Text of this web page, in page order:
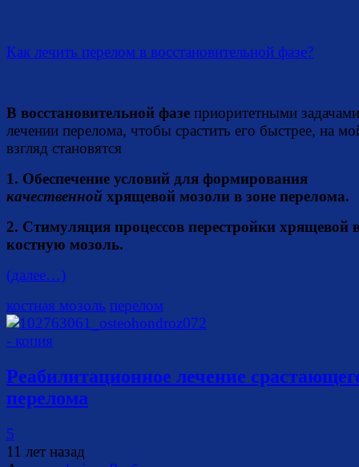
Как лечить перелом в восстановительной фазе?
В восстановительной фазе приоритетными
лечении перелома, чтобы срастить его быстрее, на
взгляд становятся
1. Обеспечение условий для формирования
качественной хрящевой мозоли в зоне перелома.
2. Стимуляция процессов перестройки хрящевой
костную мозоль.
(далее…)
костная мозоль перелом
Реабилитационное лечение
перелома
5
11 лет назад